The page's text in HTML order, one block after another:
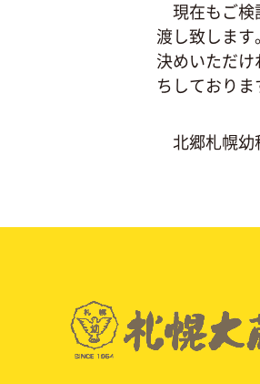
現在もご検
渡し致しま
決めいただ
ちしておりま
北郷札幌